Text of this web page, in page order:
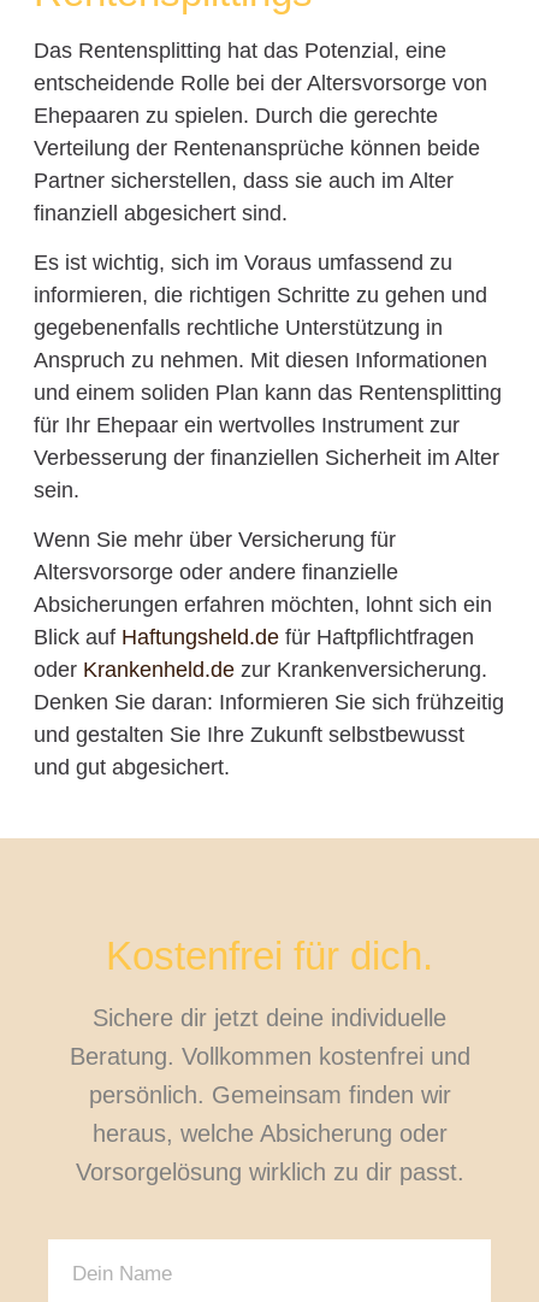
Das Rentensplitting hat das Potenzial, eine
entscheidende Rolle bei der Altersvorsorge von
Ehepaaren zu spielen. Durch die gerechte
Verteilung der Rentenansprüche können beide
Partner sicherstellen, dass sie auch im Alter
finanziell abgesichert sind.
Es ist wichtig, sich im Voraus umfassend zu
informieren, die richtigen Schritte zu gehen und
gegebenenfalls rechtliche Unterstützung in
Anspruch zu nehmen. Mit diesen Informationen
und einem soliden Plan kann das Rentensplitting
für Ihr Ehepaar ein wertvolles Instrument zur
Verbesserung der finanziellen Sicherheit im Alter
sein.
Wenn Sie mehr über Versicherung für
Altersvorsorge oder andere finanzielle
Absicherungen erfahren möchten, lohnt sich ein
Blick auf Haftungsheld.defür Haftpflichtfragen
oder Krankenheld.dezur Krankenversicherung.
Denken Sie daran: Informieren Sie sich frühzeitig
und gestalten Sie Ihre Zukunft selbstbewusst
und gut abgesichert.
Kostenfrei für dich.
Sichere dir jetzt deine individuelle
Beratung. Vollkommen kostenfrei und
persönlich. Gemeinsam finden wir
heraus, welche Absicherung oder
Vorsorgelösung wirklich zu dir passt.